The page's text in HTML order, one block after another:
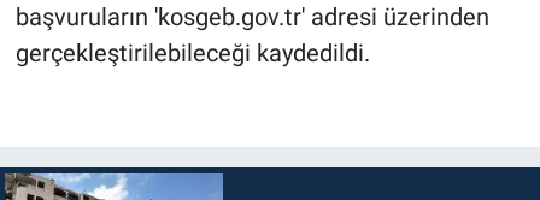
başvuruların 'kosgeb.gov.tr' adresi üzerinden
gerçekleştirilebileceği kaydedildi.